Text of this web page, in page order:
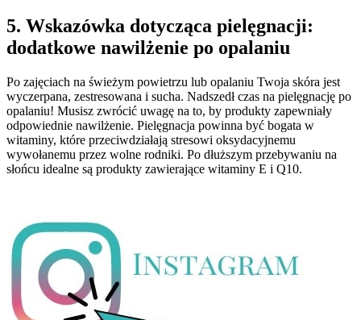
5. Wskazówka dotycząca pielęgnacji:
dodatkowe nawilżenie po opalaniu
Po zajęciach na świeżym powietrzu lub opalaniu Twoja skóra jest
wyczerpana, zestresowana i sucha. Nadszedł czas na pielęgnację po
opalaniu! Musisz zwrócić uwagę na to, by produkty zapewniały
odpowiednie nawilżenie. Pielęgnacja powinna być bogata w
witaminy, które przeciwdziałają stresowi oksydacyjnemu
wywołanemu przez wolne rodniki. Po dłuższym przebywaniu na
słońcu idealne są produkty zawierające witaminy E i Q10.